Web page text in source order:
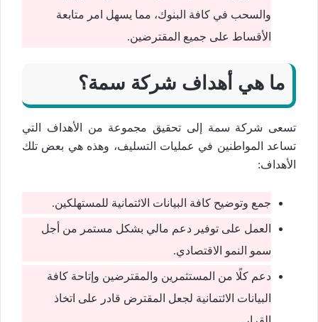
والسحب في كافة البنوك، مما يسهل امر متابعة
الأقساط على جميع المقترضين.
ما هي أهداف شركة سمة؟
تسعى شركة سمة إلى تحقيق مجموعة من الأهداف التي
تساعد المواطنين في عمليات التسليف، وهذه هي بعض تلك
الأهداف:
جمع وتوضيح كافة البيانات الائتمانية للمستهلكين.
العمل على توفير دعم مالي بشكل مستمر من أجل
سمو النمو الاقتصادي.
دعم كلًا من المستثمرين والمقترضين وإتاحة كافة
البيانات الائتمانية لجعل المقترض قادر على اتخاذ